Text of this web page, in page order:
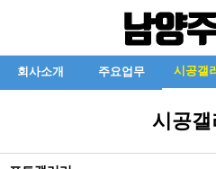
회사소개 주요업무 시공갤
시공갤